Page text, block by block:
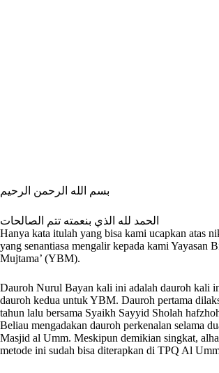
بسم الله الرحمن الرحيم
الحمد لله الذي بنعمته تتم الصالحات
Hanya kata itulah yang bisa kami ucapkan atas
yang senantiasa mengalir kepada kami Yayasan
Mujtama’ (YBM).
Dauroh Nurul Bayan kali ini adalah dauroh kali
dauroh kedua untuk YBM. Dauroh pertama
tahun lalu bersama Syaikh Sayyid Sholah
Beliau mengadakan dauroh perkenalan selama
Masjid al Umm. Meskipun demikian singkat,
metode ini sudah bisa diterapkan di TPQ Al